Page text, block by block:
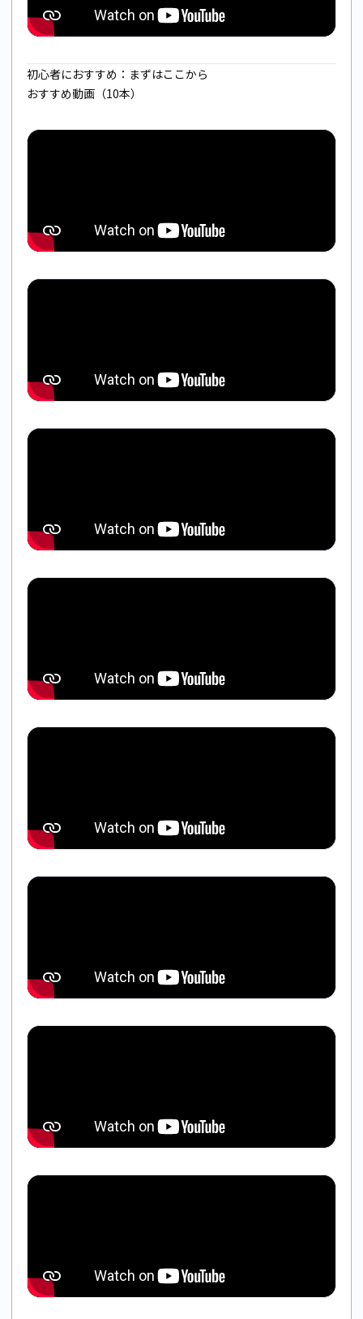
初心者におすすめ：まずはここから
おすすめ動画（10本）